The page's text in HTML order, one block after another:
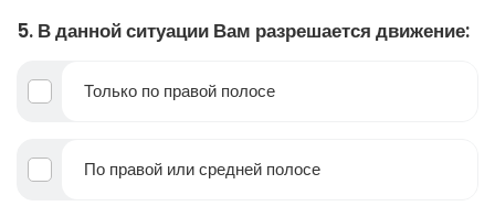
5. В данной ситуации Вам разрешается движение:
Только по правой полосе
По правой или средней полосе